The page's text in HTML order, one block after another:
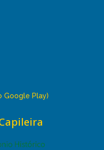
Google Play)